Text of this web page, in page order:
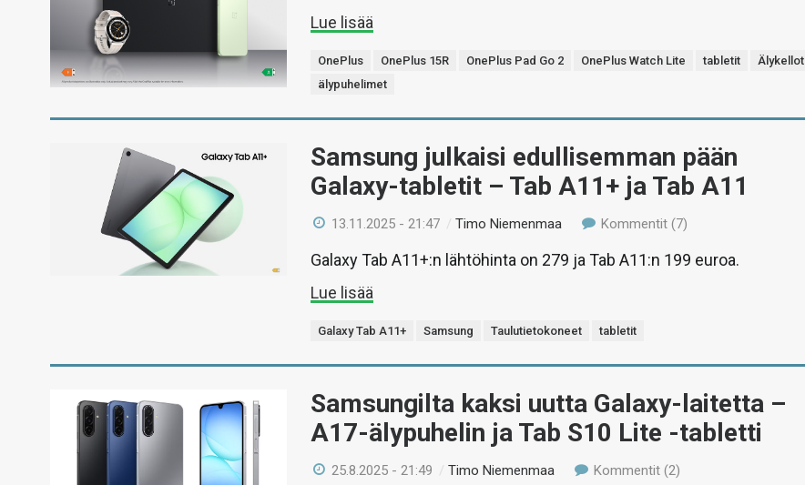
Lue lisää
OnePlus OnePlus 15R OnePlus Pad Go 2 OnePlus Watch Lite tabletit
Älykellot
älypuhelimet
Samsung julkaisi edullisemman pään
Galaxy-tabletit – Tab A11+ ja Tab A11
13.11.2025 - 21:47 /Timo Niemenmaa Kommentit (7)
Galaxy Tab A11+:n lähtöhinta on 279 ja Tab A11:n 199 euroa.
Lue lisää
Galaxy Tab A11+ Samsung Taulutietokoneet tabletit
Samsungilta kaksi uutta Galaxy-laitetta –
A17-älypuhelin ja Tab S10 Lite -tabletti
25.8.2025 - 21:49 /Timo Niemenmaa Kommentit (2)